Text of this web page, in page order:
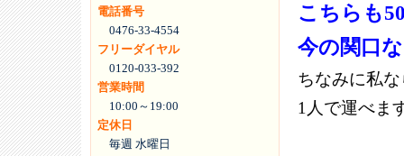
こちらも
今の関口
ちなみに私
1人で運べま
電話番号
0476-33-4554
フリーダイヤル
0120-033-392
営業時間
10:00～19:00
定休日
毎週 水曜日